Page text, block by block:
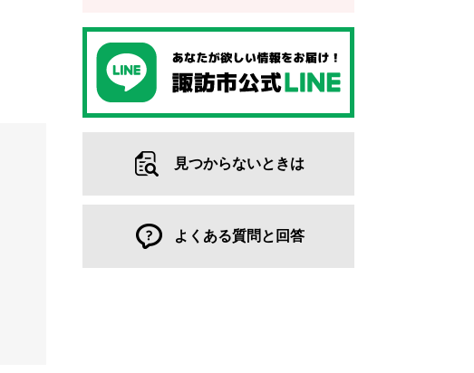
見つからないときは
よくある質問と回答